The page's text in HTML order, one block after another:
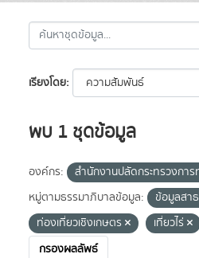
เรียงโดย
พบ 1 ชุดข้อมูล
องค์กร: สำนักงานปลัดกระทรวงการ
หมู่ตามธรรมาภิบาลข้อมูล:
ข้อมูลสา
ท่องเที่ยวเชิงเกษตร
เที่ยวไร่
กรองผลลัพธ์